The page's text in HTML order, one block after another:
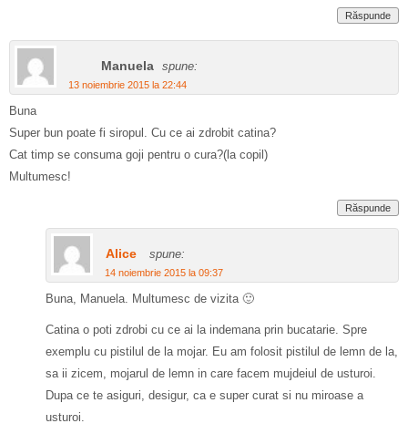
Răspunde
Manuela spune:
13 noiembrie 2015 la 22:44
Buna
Super bun poate fi siropul. Cu ce ai zdrobit catina?
Cat timp se consuma goji pentru o cura?(la copil)
Multumesc!
Răspunde
Alice spune:
14 noiembrie 2015 la 09:37
Buna, Manuela. Multumesc de vizita 🙂
Catina o poti zdrobi cu ce ai la indemana prin bucatarie. Spre
exemplu cu pistilul de la mojar. Eu am folosit pistilul de lemn de la,
sa ii zicem, mojarul de lemn in care facem mujdeiul de usturoi.
Dupa ce te asiguri, desigur, ca e super curat si nu miroase a
usturoi.